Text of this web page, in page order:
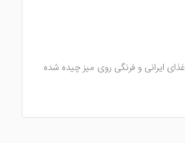
ایرانی و فرنگی روی میز چیده شده
سیستم تهویه مطبوع، سیستم سرمایشی و